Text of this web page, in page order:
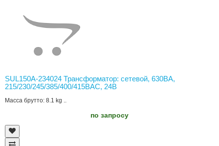
SUL150A-234024 Трансформатор: сетевой, 630ВА,
215/230/245/385/400/415ВAC, 24В
Масса брутто: 8.1 kg ..
по запросу